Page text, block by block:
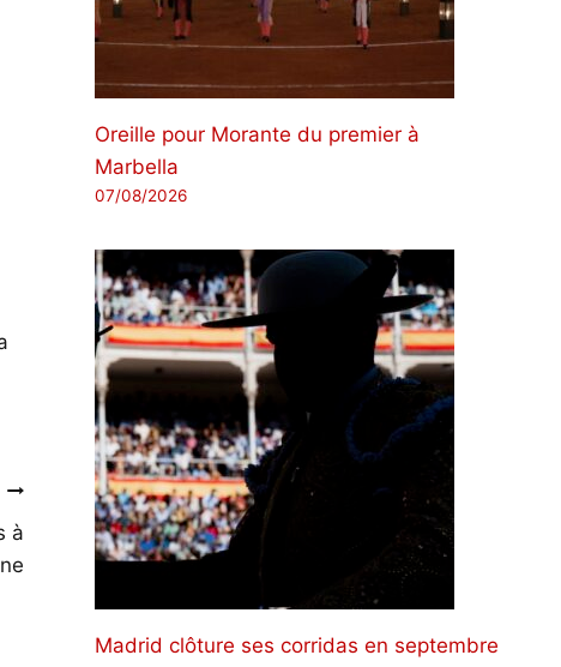
à
Oreille pour Morante du premier à
Marbella
07/08/2026
Madrid clôture ses corridas en septembre